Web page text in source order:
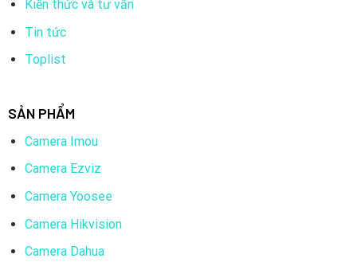
Kiến thức và tư vấn
Tin tức
Toplist
SẢN PHẨM
Camera Imou
Camera Ezviz
Camera Yoosee
Camera Hikvision
Camera Dahua